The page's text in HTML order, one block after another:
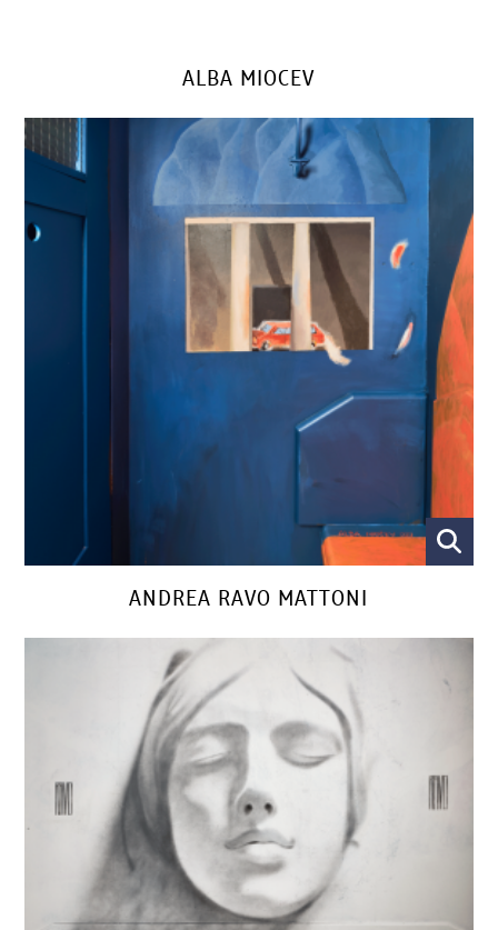
ALBA MIOCEV
ANDREA RAVO MATTONI